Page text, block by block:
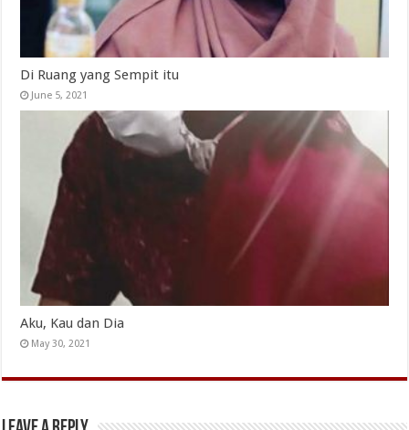
Di Ruang yang Sempit itu
June 5, 2021
Aku, Kau dan Dia
May 30, 2021